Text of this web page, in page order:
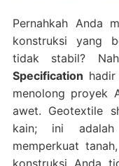
Pernahkah Anda
konstruksi yang
tidak stabil?
Specification
menolong proyek
awet. Geotextile
kain; ini
memperkuat